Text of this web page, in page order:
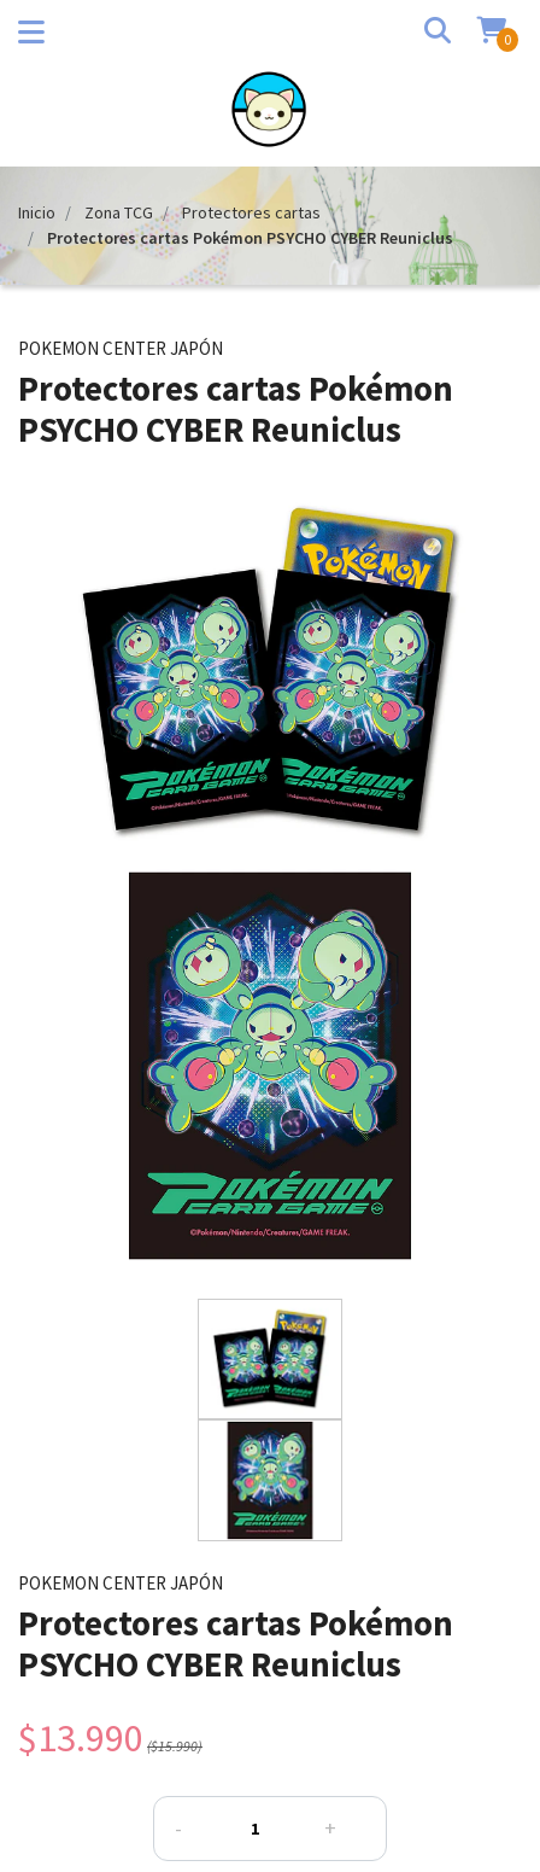
0
Inicio Zona TCG
Protectores cartas
Protectores cartas Pokémon PSYCHO CYBER Reuniclus
POKEMON CENTER JAPÓN
Protectores cartas Pokémon
PSYCHO CYBER Reuniclus
POKEMON CENTER JAPÓN
Protectores cartas Pokémon
PSYCHO CYBER Reuniclus
$13.990 ($15.990)
- +